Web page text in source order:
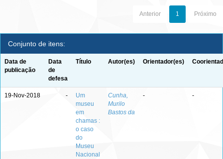
Anterior 1 Próximo
Conjunto de itens:
Data de
publicação
Data
de
defesa
Título Autor(es) Orientador(es)
19-Nov-2018 -
Um
museu
em
chamas :
o caso
do
Museu
Nacional
Cunha,
Murilo
Bastos da
- -